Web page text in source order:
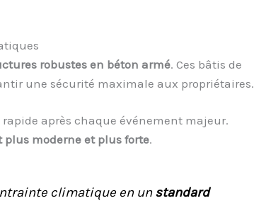
robustes en béton armé. Ces bâtis de
une sécurité maximale aux propriétaires.
après chaque événement majeur.
moderne et plus forte.
climatique en unstandard